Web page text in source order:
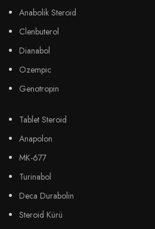
Anabolik Steroid
Clenbuterol
Dianabol
Ozempic
Genotropin
Tablet Steroid
Anapolon
MK-677
Turinabol
Deca Durabolin
Steroid Kürü